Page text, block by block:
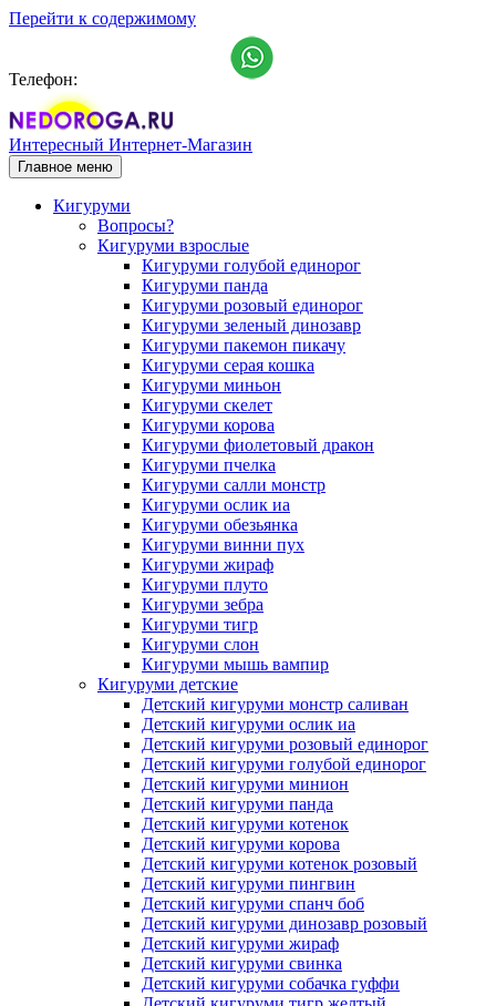
Перейти к содержимому
Телефон:
Интересный Интернет-Магазин
Главное меню
Кигуруми
Вопросы?
Кигуруми взрослые
Кигуруми голубой единорог
Кигуруми панда
Кигуруми розовый единорог
Кигуруми зеленый динозавр
Кигуруми пакемон пикачу
Кигуруми серая кошка
Кигуруми миньон
Кигуруми скелет
Кигуруми корова
Кигуруми фиолетовый дракон
Кигуруми пчелка
Кигуруми салли монстр
Кигуруми ослик иа
Кигуруми обезьянка
Кигуруми винни пух
Кигуруми жираф
Кигуруми плуто
Кигуруми зебра
Кигуруми тигр
Кигуруми слон
Кигуруми мышь вампир
Кигуруми детские
Детский кигуруми монстр саливан
Детский кигуруми ослик иа
Детский кигуруми розовый единорог
Детский кигуруми голубой единорог
Детский кигуруми минион
Детский кигуруми панда
Детский кигуруми котенок
Детский кигуруми корова
Детский кигуруми котенок розовый
Детский кигуруми пингвин
Детский кигуруми спанч боб
Детский кигуруми динозавр розовый
Детский кигуруми жираф
Детский кигуруми свинка
Детский кигуруми собачка гуффи